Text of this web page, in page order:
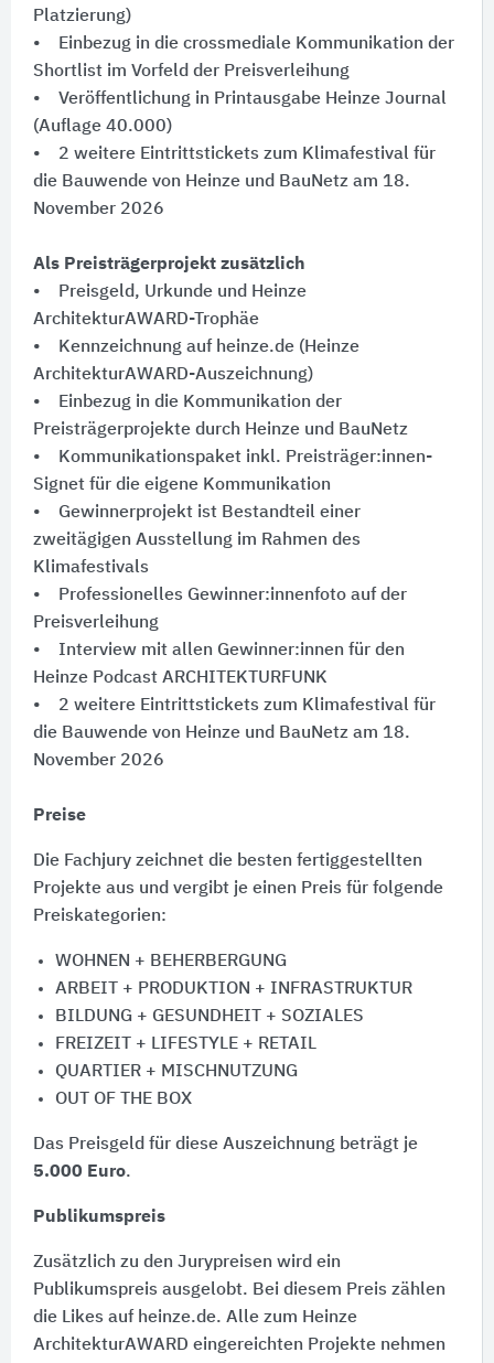
Platzierung)
• Einbezug in die crossmediale Kommunikation der
Shortlist im Vorfeld der Preisverleihung
• Veröffentlichung in Printausgabe Heinze Journal
(Auflage 40.000)
• 2 weitere Eintrittstickets zum Klimafestival für
die Bauwende von Heinze und BauNetz am 18.
November 2026
Als Preisträgerprojekt zusätzlich
• Preisgeld, Urkunde und Heinze
ArchitekturAWARD-Trophäe
• Kennzeichnung auf heinze.de (Heinze
ArchitekturAWARD-Auszeichnung)
• Einbezug in die Kommunikation der
Preisträgerprojekte durch Heinze und BauNetz
• Kommunikationspaket inkl. Preisträger:innen-
Signet für die eigene Kommunikation
• Gewinnerprojekt ist Bestandteil einer
zweitägigen Ausstellung im Rahmen des
Klimafestivals
• Professionelles Gewinner:innenfoto auf der
Preisverleihung
• Interview mit allen Gewinner:innen für den
Heinze Podcast ARCHITEKTURFUNK
• 2 weitere Eintrittstickets zum Klimafestival für
die Bauwende von Heinze und BauNetz am 18.
November 2026
Preise
Die Fachjury zeichnet die besten fertiggestellten
Projekte aus und vergibt je einen Preis für folgende
Preiskategorien:
WOHNEN + BEHERBERGUNG
ARBEIT + PRODUKTION + INFRASTRUKTUR
BILDUNG + GESUNDHEIT + SOZIALES
FREIZEIT + LIFESTYLE + RETAIL
QUARTIER + MISCHNUTZUNG
OUT OF THE BOX
Das Preisgeld für diese Auszeichnung beträgt je
5.000 Euro.
Publikumspreis
Zusätzlich zu den Jurypreisen wird ein
Publikumspreis ausgelobt. Bei diesem Preis zählen
die Likes auf heinze.de. Alle zum Heinze
ArchitekturAWARD eingereichten Projekte nehmen